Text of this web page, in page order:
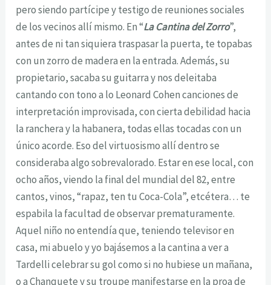
pero siendo partícipe y testigo de reuniones sociales
de los vecinos allí mismo. En “La Cantina del Zorro”,
antes de ni tan siquiera traspasar la puerta, te topabas
con un zorro de madera en la entrada. Además, su
propietario, sacaba su guitarra y nos deleitaba
cantando con tono a lo Leonard Cohen canciones de
interpretación improvisada, con cierta debilidad hacia
la ranchera y la habanera, todas ellas tocadas con un
único acorde. Eso del virtuosismo allí dentro se
consideraba algo sobrevalorado. Estar en ese local, con
ocho años, viendo la final del mundial del 82, entre
cantos, vinos, “rapaz, ten tu Coca-Cola”, etcétera… te
espabila la facultad de observar prematuramente.
Aquel niño no entendía que, teniendo televisor en
casa, mi abuelo y yo bajásemos a la cantina a ver a
Tardelli celebrar su gol como si no hubiese un mañana,
o a Chanquete y su troupe manifestarse en la proa de